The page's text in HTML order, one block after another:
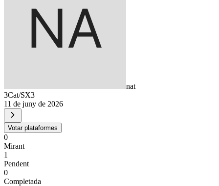
nat
3Cat/SX3
11 de juny de 2026
Votar plataformes
0
Mirant
1
Pendent
0
Completada